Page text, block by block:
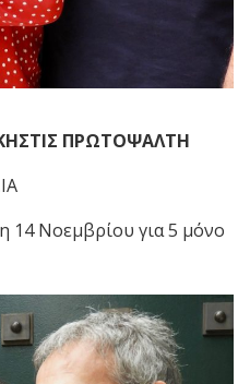
ΠΡΩΤΟΨΑΛΤΗ
14 Νοεμβρίου για 5 μόνο